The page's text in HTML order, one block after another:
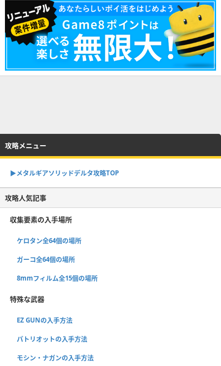
攻略メニュー
▶︎メタルギアソリッドデルタ攻略TOP
攻略人気記事
収集要素の入手場所
ケロタン全64個の場所
ガーコ全64個の場所
8mmフィルム全15個の場所
特殊な武器
EZ GUNの入手方法
パトリオットの入手方法
モシン・ナガンの入手方法